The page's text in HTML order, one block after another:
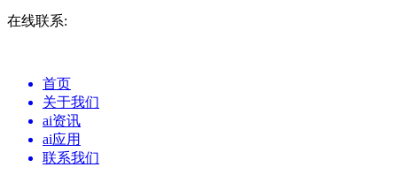
在线联系:
首页
关于我们
ai资讯
ai应用
联系我们